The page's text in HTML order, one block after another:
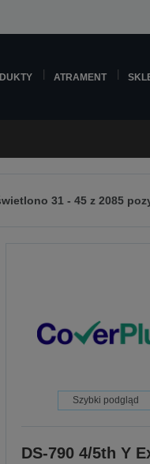
ATRAMENT
31 - 45 z 2085
Szybki podgląd
DS-790 4/5th Y